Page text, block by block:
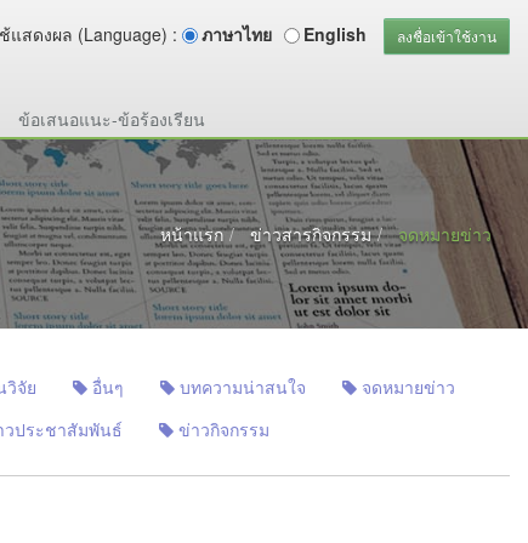
แสดงผล (Language) : ภาษาไทย English ลงชื่อเข้าใช้งาน
ข้อเสนอแนะ-ข้อร้องเรียน
หน้าแรก ข่าวสารกิจกรรม จดหมายข่าว
วิจัย อื่นๆ บทความน่าสนใจ
จดหมายข่าว
วประชาสัมพันธ์ ข่าวกิจกรรม